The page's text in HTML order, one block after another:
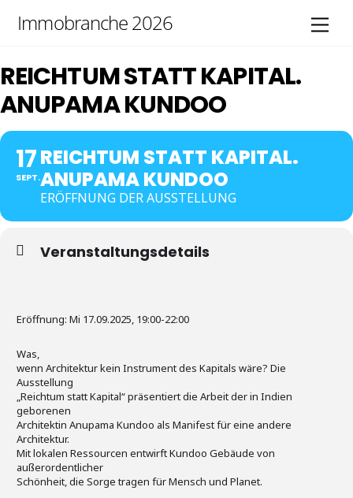
Immobranche 2026
REICHTUM STATT KAPITAL.
ANUPAMA KUNDOO
17
SEPT.
REICHTUM STATT KAPITAL.
ANUPAMA KUNDOO
ERÖFFNUNG DER AUSSTELLUNG
Veranstaltungsdetails
Eröffnung: Mi 17.09.2025, 19:00-22:00
Was,
wenn Architektur kein Instrument des Kapitals wäre? Die
Ausstellung
„Reichtum statt Kapital“ präsentiert die Arbeit der in Indien
geborenen
Architektin Anupama Kundoo als Manifest für eine andere
Architektur.
Mit lokalen Ressourcen entwirft Kundoo Gebäude von
außerordentlicher
Schönheit, die Sorge tragen für Mensch und Planet.